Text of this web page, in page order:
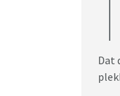
Dat